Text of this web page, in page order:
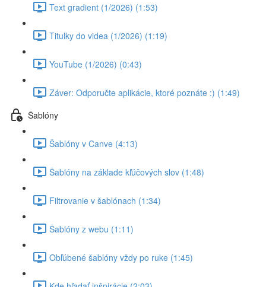
Text gradient (1/2026) (1:53)
Titulky do videa (1/2026) (1:19)
YouTube (1/2026) (0:43)
Záver: Odporučte aplikácie, ktoré poznáte :) (1:49)
Šablóny
Šablóny v Canve (4:13)
Šablóny na základe kľúčových slov (1:48)
Filtrovanie v šablónach (1:34)
Šablóny z webu (1:11)
Obľúbené šablóny vždy po ruke (1:45)